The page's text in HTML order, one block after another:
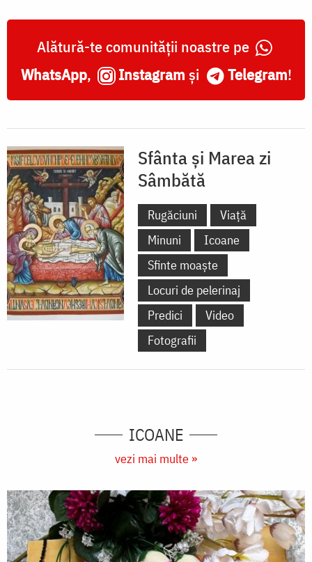
MaiciiAlătură-te comunității noastre pe
WhatsApp, Instagram și Telegram!
Sfânta și Marea zi
Sâmbătă
Rugăciuni
Viață
Minuni
Icoane
Sfinte moaște
Locuri de pelerinaj
Predici
Video
Fotografii
ICOANE
vezi mai multe »